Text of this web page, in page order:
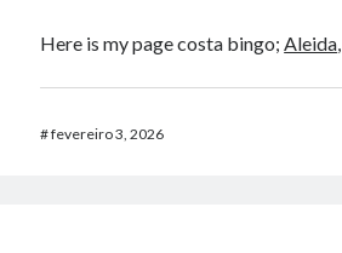
Here is my page costa bingo;Aleida,
#fevereiro 3, 2026